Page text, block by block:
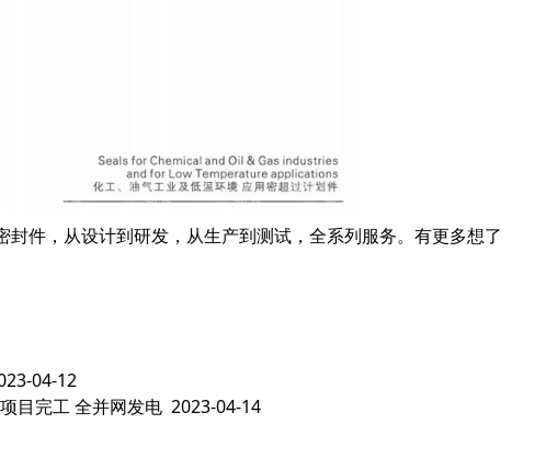
件，从设计到研发，从生产到测试，全系列服务。有更多想了
04-12
目完工 全并网发电 2023-04-14